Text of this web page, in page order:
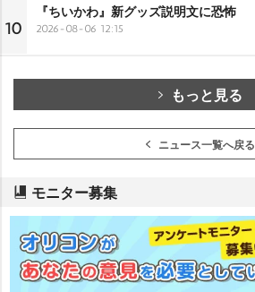
10
『ちいかわ』新グッズ説明文に恐怖
2026-08-06 12:15
もっと見る
ニュース一覧へ戻る
モニター募集